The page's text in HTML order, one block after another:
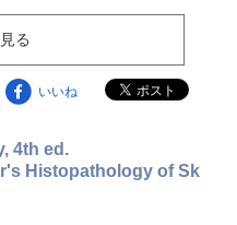
る
いいね
4th ed.
Histopathology of Sk